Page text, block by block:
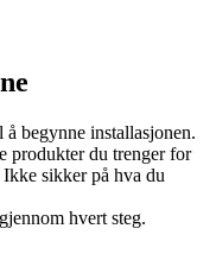
begynne installasjonen.
produkter du trenger for
sikker på hva du
hvert steg.